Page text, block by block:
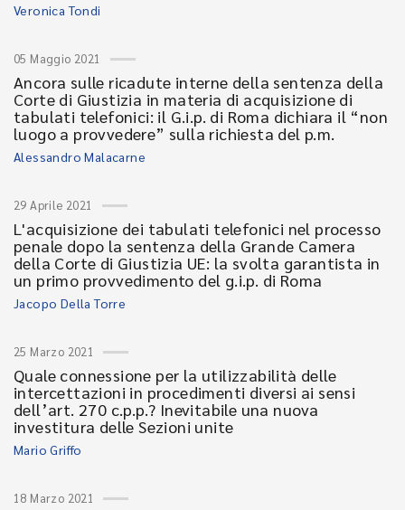
Veronica Tondi
05 Maggio 2021
Ancora sulle ricadute interne della sentenza della
Corte di Giustizia in materia di acquisizione di
tabulati telefonici: il G.i.p. di Roma dichiara il “non
luogo a provvedere” sulla richiesta del p.m.
Alessandro Malacarne
29 Aprile 2021
L'acquisizione dei tabulati telefonici nel processo
penale dopo la sentenza della Grande Camera
della Corte di Giustizia UE: la svolta garantista in
un primo provvedimento del g.i.p. di Roma
Jacopo Della Torre
25 Marzo 2021
Quale connessione per la utilizzabilità delle
intercettazioni in procedimenti diversi ai sensi
dell’art. 270 c.p.p.? Inevitabile una nuova
investitura delle Sezioni unite
Mario Griffo
18 Marzo 2021